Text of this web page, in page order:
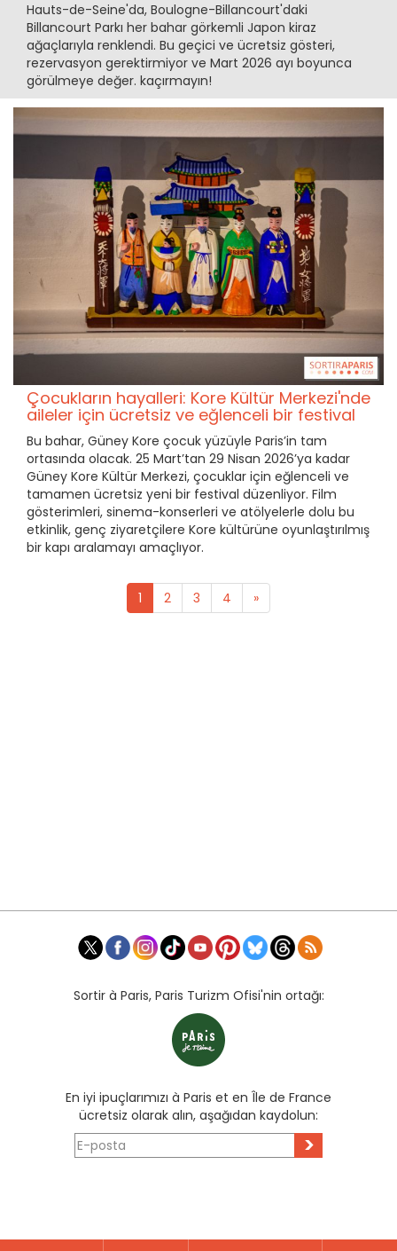
Hauts-de-Seine'da, Boulogne-Billancourt'daki
Billancourt Parkı her bahar görkemli Japon kiraz
ağaçlarıyla renklendi. Bu geçici ve ücretsiz gösteri,
rezervasyon gerektirmiyor ve Mart 2026 ayı boyunca
görülmeye değer. kaçırmayın!
Çocukların hayalleri: Kore Kültür Merkezi'nde
aileler için ücretsiz ve eğlenceli bir festival
Bu bahar, Güney Kore çocuk yüzüyle Paris’in tam
ortasında olacak. 25 Mart’tan 29 Nisan 2026’ya kadar
Güney Kore Kültür Merkezi, çocuklar için eğlenceli ve
tamamen ücretsiz yeni bir festival düzenliyor. Film
gösterimleri, sinema-konserleri ve atölyelerle dolu bu
etkinlik, genç ziyaretçilere Kore kültürüne oyunlaştırılmış
bir kapı aralamayı amaçlıyor.
1 2 3 4 »
Sortir à Paris, Paris Turizm Ofisi'nin ortağı:
En iyi ipuçlarımızı à Paris et en Île de France
ücretsiz olarak alın, aşağıdan kaydolun:
>